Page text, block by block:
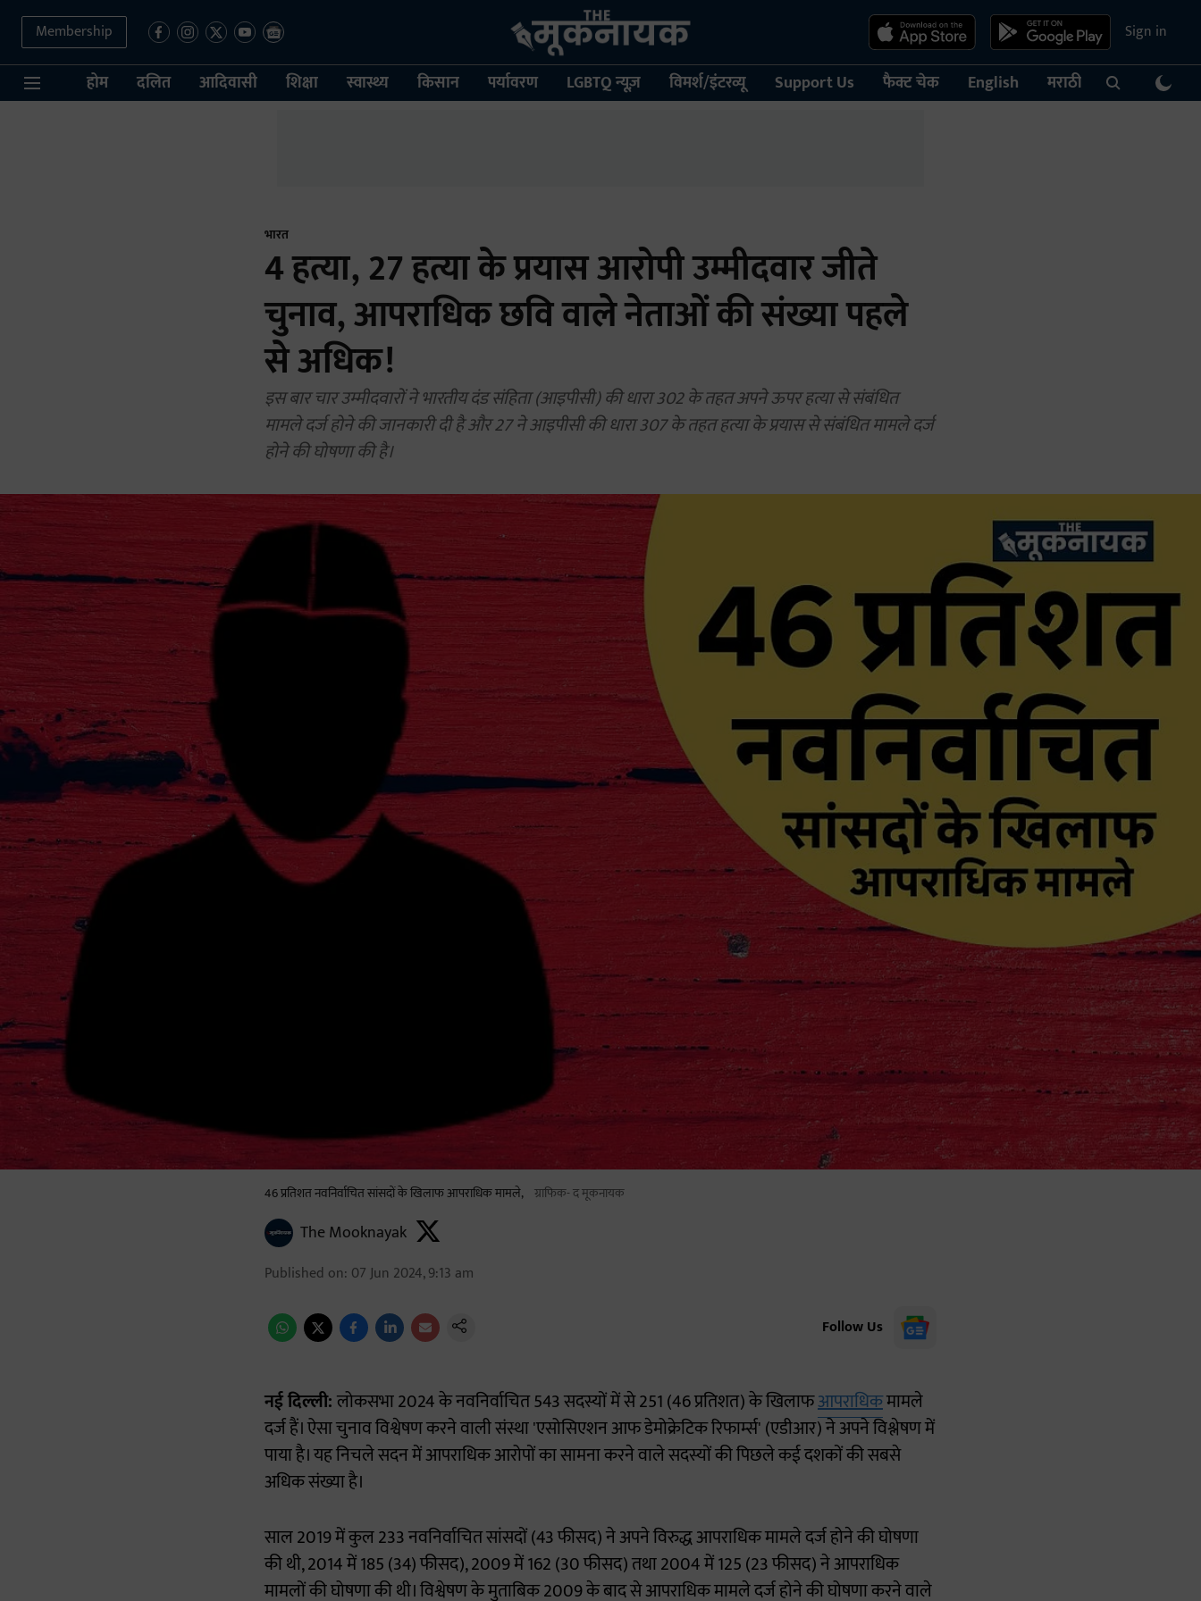
Membership Sign in
होम दलित आदिवासी शिक्षा स्वास्थ्य किसान पर्यावरण LGBTQ न्यूज़ विमर्श/इंटरव्यू Support Us फैक्ट चेक English मराठी
भारत
4 हत्या, 27 हत्या के प्रयास आरोपी उम्मीदवार जीते
चुनाव, आपराधिक छवि वाले नेताओं की संख्या पहले
से अधिक!
इस बार चार उम्मीदवारों ने भारतीय दंड संहिता (आइपीसी) की धारा 302 के तहत अपने ऊपर हत्या से संबंधित
मामले दर्ज होने की जानकारी दी है और 27 ने आइपीसी की धारा 307 के तहत हत्या के प्रयास से संबंधित मामले दर्ज
होने की घोषणा की है।
46 प्रतिशत नवनिर्वाचित सांसदों के खिलाफ आपराधिक मामले, ग्राफिक- द मूकनायक
The Mooknayak
Published on: 07 Jun 2024, 9:13 am
Follow Us
नई दिल्ली:लोकसभा 2024 के नवनिर्वाचित 543 सदस्यों में से 251 (46 प्रतिशत) के खिलाफआपराधिकमामले
दर्ज हैं। ऐसा चुनाव विश्वेषण करने वाली संस्था 'एसोसिएशन आफ डेमोक्रेटिक रिफार्म्स' (एडीआर) ने अपने विश्लेषण में
पाया है। यह निचले सदन में आपराधिक आरोपों का सामना करने वाले सदस्यों की पिछले कई दशकों की सबसे
अधिक संख्या है।
साल 2019 में कुल 233 नवनिर्वाचित सांसदों (43 फीसद) ने अपने विरुद्ध आपराधिक मामले दर्ज होने की घोषणा
की थी, 2014 में 185 (34) फीसद), 2009 में 162 (30 फीसद) तथा 2004 में 125 (23 फीसद) ने आपराधिक
मामलों की घोषणा की थी। विश्वेषण के मुताबिक 2009 के बाद से आपराधिक मामले दर्ज होने की घोषणा करने वाले